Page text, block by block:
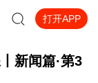
打开APP
新闻篇·第3